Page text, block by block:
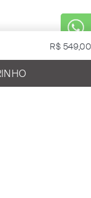
R$ 549,00